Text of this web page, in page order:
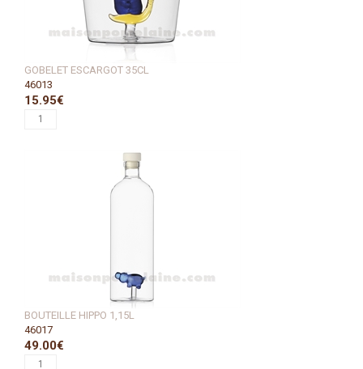
GOBELET ESCARGOT 35CL
46013
15.95€
BOUTEILLE HIPPO 1,15L
46017
49.00€